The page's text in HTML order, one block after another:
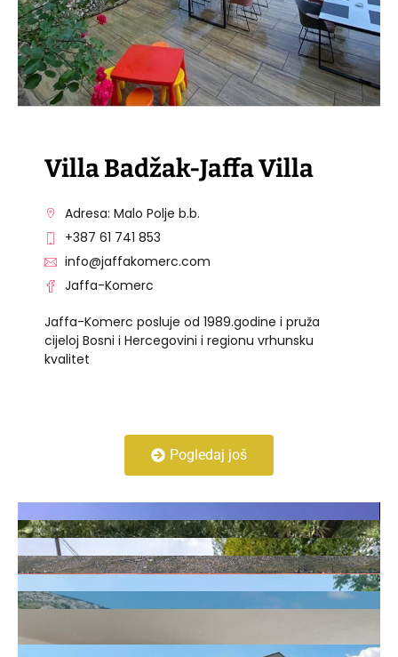
Villa Badžak-Jaffa Villa
Adresa: Malo Polje b.b.
+387 61 741 853
info@jaffakomerc.com
Jaffa-Komerc
Jaffa-Komerc posluje od 1989.godine i pruža
cijeloj Bosni i Hercegovini i regionu vrhunsku
kvalitet
Pogledaj još